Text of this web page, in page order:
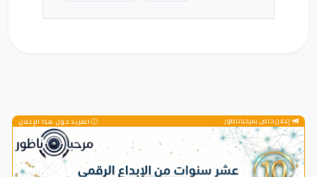
إعلان خاص بمرحباناظور المزيد حول هذا الإعلان